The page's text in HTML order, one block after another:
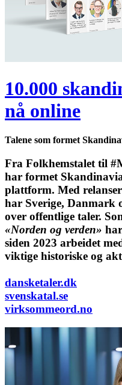
10.000
nå online
Talene som formet
Fra Folkhemstalet til
har formet
plattform. Med
har Sverige, Danmark
over offentlige taler.
«Norden og verden»
siden 2023 arbeidet
viktige historiske og
dansketaler.dk
svenskatal.se
virksommeord.no